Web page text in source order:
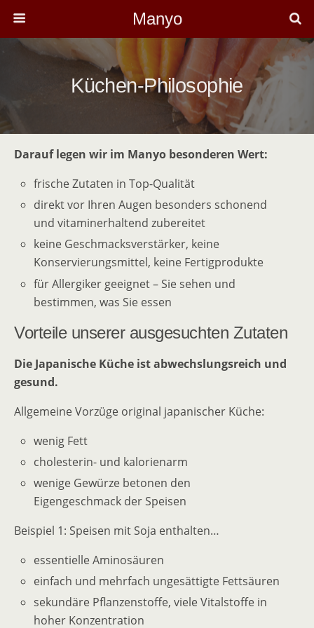
Manyo
Küchen-Philosophie
Darauf legen wir im Manyo besonderen Wert:
frische Zutaten in Top-Qualität
direkt vor Ihren Augen besonders schonend
und vitaminerhaltend zubereitet
keine Geschmacksverstärker, keine
Konservierungsmittel, keine Fertigprodukte
für Allergiker geeignet – Sie sehen und
bestimmen, was Sie essen
Vorteile unserer ausgesuchten Zutaten
Die Japanische Küche ist abwechslungsreich und
gesund.
Allgemeine Vorzüge original japanischer Küche:
wenig Fett
cholesterin- und kalorienarm
wenige Gewürze betonen den
Eigengeschmack der Speisen
Beispiel 1: Speisen mit Soja enthalten…
essentielle Aminosäuren
einfach und mehrfach ungesättigte Fettsäuren
sekundäre Pflanzenstoffe, viele Vitalstoffe in
hoher Konzentration